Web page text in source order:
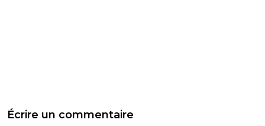
Écrire un commentaire